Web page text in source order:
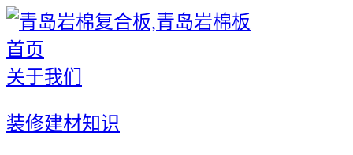
首页
关于我们
装修建材知识